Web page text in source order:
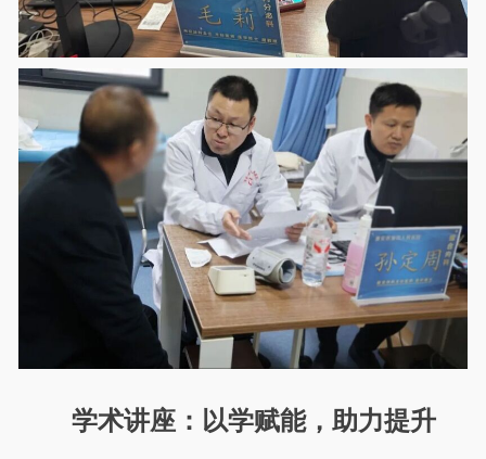
学术讲座：以学赋能，助力提升